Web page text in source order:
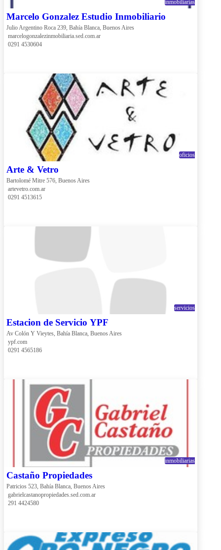
inmobiliarias
Marcelo Gonzalez Estudio Inmobiliario
Julio Argentino Roca 239, Bahía Blanca, Buenos Aires
marcelogonzalezinmobiliaria.sed.com.ar
0291 4530604
oficios
Arte & Vetro
Bartolomé Mitre 576, Buenos Aires
artevetro.com.ar
0291 4513615
servicios
Estacion de Servicio YPF
Av Colón Y Vieytes, Bahía Blanca, Buenos Aires
ypf.com
0291 4565186
inmobiliarias
Castaño Propiedades
Patricios 523, Bahía Blanca, Buenos Aires
gabrielcastanopropiedades.sed.com.ar
291 4424580